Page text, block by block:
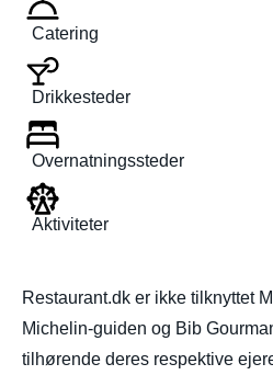
Catering
Drikkesteder
Overnatningssteder
Aktiviteter
Restaurant.dk er ikke tilknyttet
Michelin-guiden og Bib
tilhørende deres respektive